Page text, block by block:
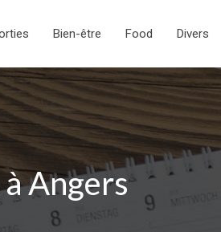
Bien-être Food Divers
Angers